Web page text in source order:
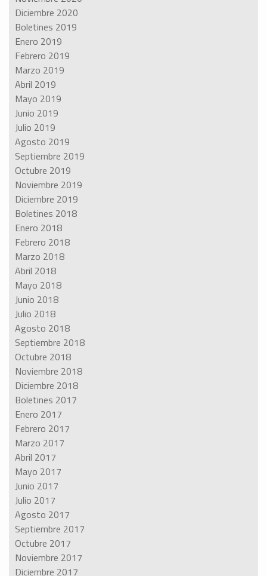
Diciembre 2020
Boletines 2019
Enero 2019
Febrero 2019
Marzo 2019
Abril 2019
Mayo 2019
Junio 2019
Julio 2019
Agosto 2019
Septiembre 2019
Octubre 2019
Noviembre 2019
Diciembre 2019
Boletines 2018
Enero 2018
Febrero 2018
Marzo 2018
Abril 2018
Mayo 2018
Junio 2018
Julio 2018
Agosto 2018
Septiembre 2018
Octubre 2018
Noviembre 2018
Diciembre 2018
Boletines 2017
Enero 2017
Febrero 2017
Marzo 2017
Abril 2017
Mayo 2017
Junio 2017
Julio 2017
Agosto 2017
Septiembre 2017
Octubre 2017
Noviembre 2017
Diciembre 2017